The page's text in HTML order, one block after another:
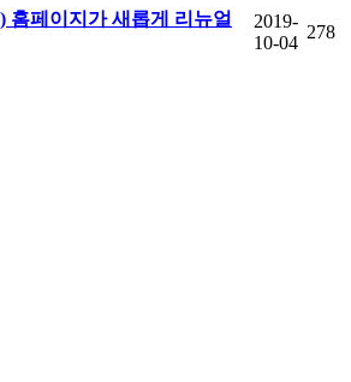
홈페이지가 새롭게 리뉴얼
2019-
10-04
278